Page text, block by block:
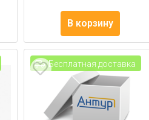
В корзину
Бесплатная доставка